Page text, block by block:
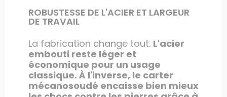
ROBUSTESSE DE L'ACIER ET LARGEUR
DE TRAVAIL
La fabrication change tout. L'acier
embouti reste léger et
économique pour un usage
classique. À l'inverse, le carter
mécanosoudé encaisse bien mieux